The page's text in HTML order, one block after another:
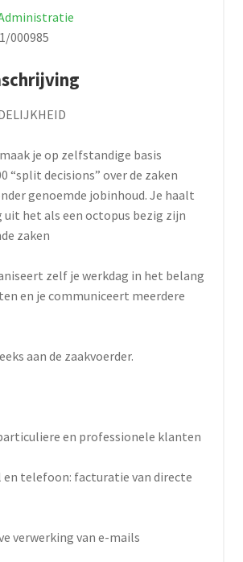
000985
je op zelfstandige basis
“split decisions” over de zaken
genoemde jobinhoud. Je haalt
uit het als een octopus bezig zijn
zaken
zelf je werkdag in het belang
en je communiceert meerdere
aan de zaakvoerder.
en professionele klanten
en telefoon: facturatie van directe
verwerking van e-mails